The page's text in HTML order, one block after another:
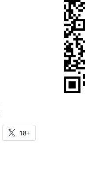
18+